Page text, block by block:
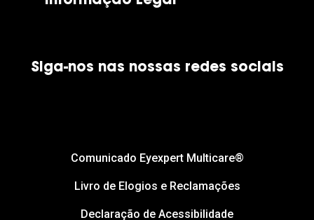
Política de Cookies
Siga-nos nas nossas redes sociais
Comunicado Eyexpert Multicare®
Livro de Elogios e Reclamações
Declaração de Acessibilidade